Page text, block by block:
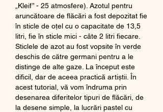
„Kleif” - 25 atmosfere). Azotul pentru
aruncătoare de flăcări a fost depozitat fie
în sticle de oțel cu o capacitate de 13,5
litri, fie în sticle mici - câte 2 litri fiecare.
Sticlele de azot au fost vopsite în verde
deschis de către germani pentru a le
distinge de alte gaze. La început este
dificil, dar de aceea practică artiștii. În
acest tutorial, vă vom îndruma prin
desenarea diferitelor tipuri de flăcări, de
la desene simple, la lucrări pastel cu